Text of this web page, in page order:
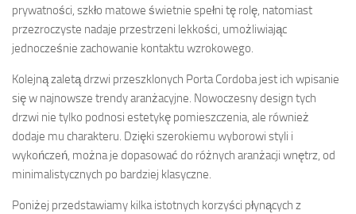
prywatności, szkło matowe świetnie spełni tę rolę, natomiast
przezroczyste nadaje przestrzeni lekkości, umożliwiając
jednocześnie zachowanie kontaktu wzrokowego.
Kolejną zaletą drzwi przeszklonych Porta Cordoba jest ich wpisanie
się w najnowsze trendy aranżacyjne. Nowoczesny design tych
drzwi nie tylko podnosi estetykę pomieszczenia, ale również
dodaje mu charakteru. Dzięki szerokiemu wyborowi styli i
wykończeń, można je dopasować do różnych aranżacji wnętrz, od
minimalistycznych po bardziej klasyczne.
Poniżej przedstawiamy kilka istotnych korzyści płynących z